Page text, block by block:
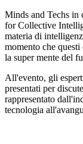
Minds and Techs
for Collective
materia di
momento che questi
la super mente del
All'evento, gli
presentati per
rappresentato
tecnologia